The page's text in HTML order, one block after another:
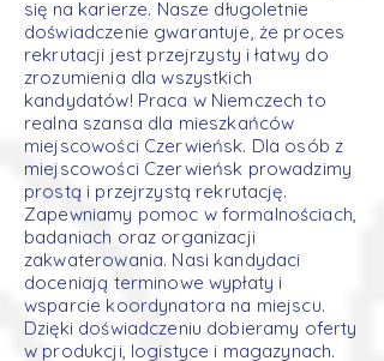
się na karierze. Nasze długoletnie
doświadczenie gwarantuje, że proces
rekrutacji jest przejrzysty i łatwy do
zrozumienia dla wszystkich
kandydatów! Praca w Niemczech to
realna szansa dla mieszkańców
miejscowości Czerwieńsk. Dla osób z
miejscowości Czerwieńsk prowadzimy
prostą i przejrzystą rekrutację.
Zapewniamy pomoc w formalnościach,
badaniach oraz organizacji
zakwaterowania. Nasi kandydaci
doceniają terminowe wypłaty i
wsparcie koordynatora na miejscu.
Dzięki doświadczeniu dobieramy oferty
w produkcji, logistyce i magazynach.